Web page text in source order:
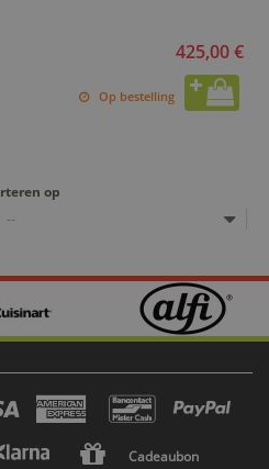
425,00 €
Op bestelling
op
--
Cadeaubon